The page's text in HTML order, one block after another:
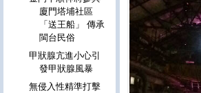
廈門塔埔社區
「送王船」 傳承
閩台民俗
甲狀腺亢進小心引
發甲狀腺風暴
無侵入性精準打擊